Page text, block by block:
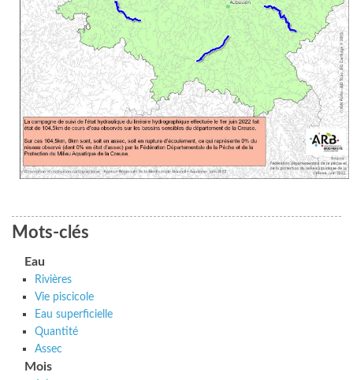
Mots-clés
Eau
Rivières
Vie piscicole
Eau superficielle
Quantité
Assec
Mois